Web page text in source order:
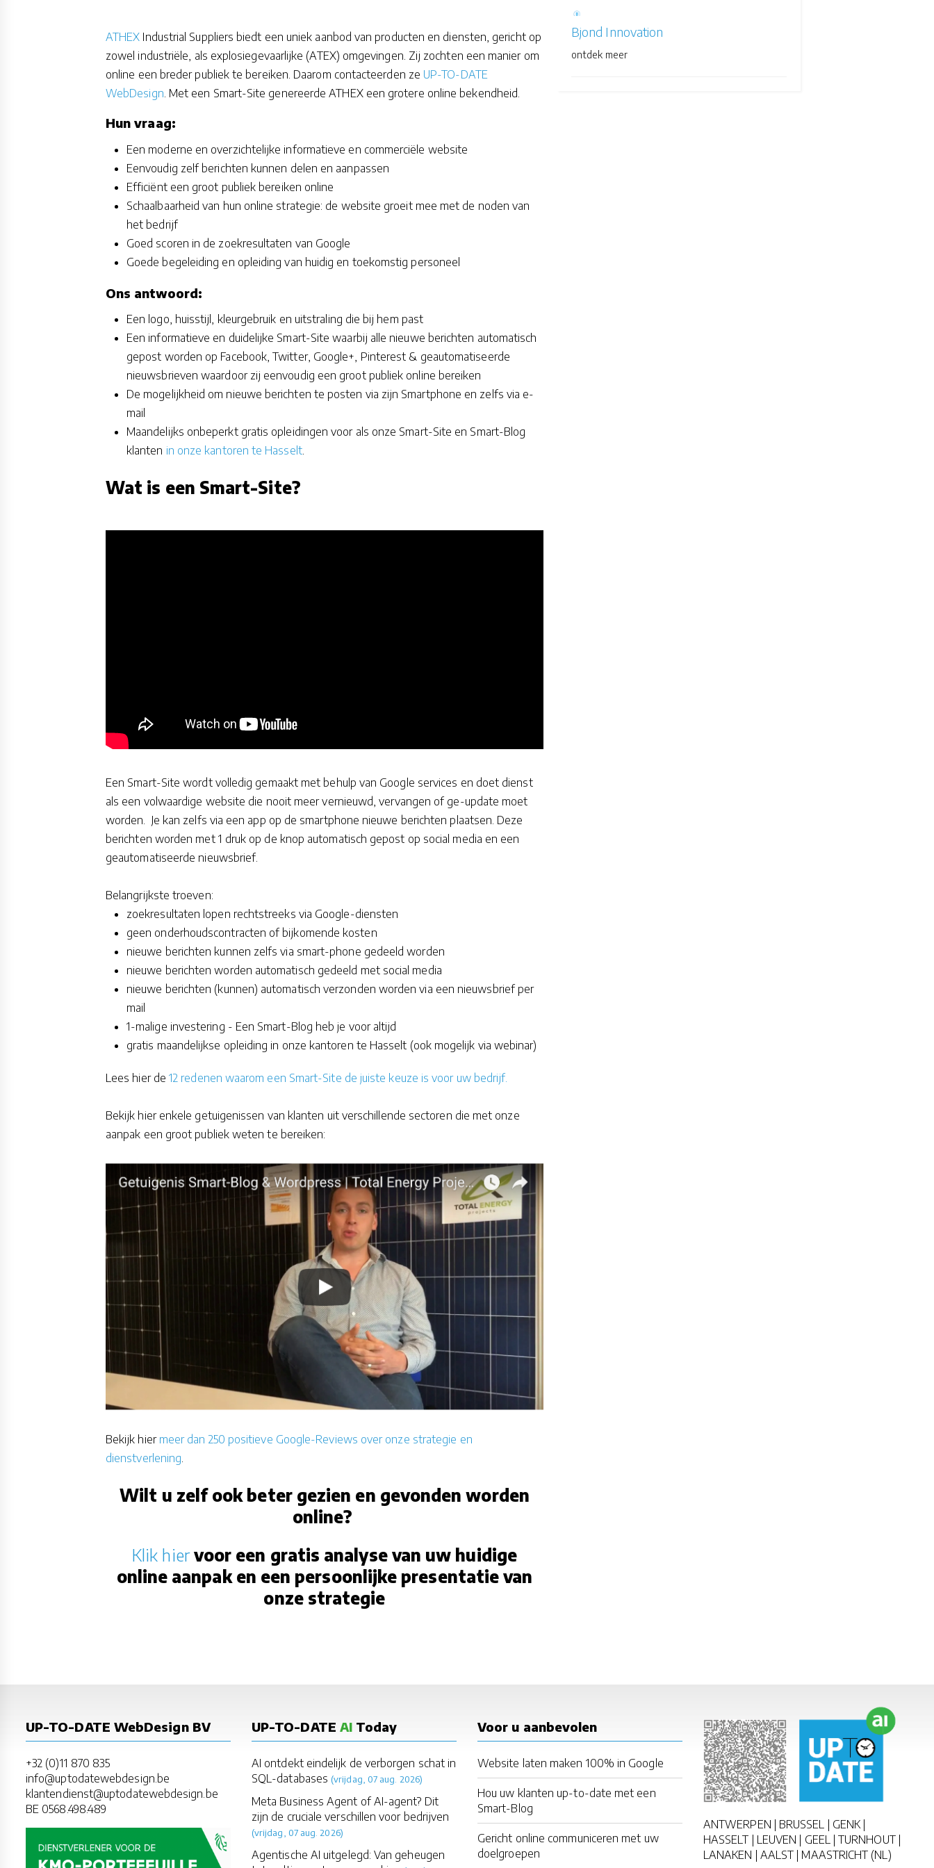
ATHEX Industrial Suppliers biedt een uniek aanbod van producten en diensten, gericht op
zowel industriële, als explosiegevaarlijke (ATEX) omgevingen. Zij zochten een manier om
online een breder publiek te bereiken. Daarom contacteerden ze UP-TO-DATE
WebDesign. Met een Smart-Site genereerde ATHEX een grotere online bekendheid.
Hun vraag:
Een moderne en overzichtelijke informatieve en commerciële website
Eenvoudig zelf berichten kunnen delen en aanpassen
Efficiënt een groot publiek bereiken online
Schaalbaarheid van hun online strategie: de website groeit mee met de noden van
het bedrijf
Goed scoren in de zoekresultaten van Google
Goede begeleiding en opleiding van huidig en toekomstig personeel
Ons antwoord:
Een logo, huisstijl, kleurgebruik en uitstraling die bij hem past
Een informatieve en duidelijke Smart-Site waarbij alle nieuwe berichten automatisch
gepost worden op Facebook, Twitter, Google+, Pinterest & geautomatiseerde
nieuwsbrieven waardoor zij eenvoudig een groot publiek online bereiken
De mogelijkheid om nieuwe berichten te posten via zijn Smartphone en zelfs via e-
mail
Maandelijks onbeperkt gratis opleidingen voor als onze Smart-Site en Smart-Blog
klanten in onze kantoren te Hasselt.
Wat is een Smart-Site?
Een Smart-Site wordt volledig gemaakt met behulp van Google services en doet dienst
als een volwaardige website die nooit meer vernieuwd, vervangen of ge-update moet
worden. Je kan zelfs via een app op de smartphone nieuwe berichten plaatsen. Deze
berichten worden met 1 druk op de knop automatisch gepost op social media en een
geautomatiseerde nieuwsbrief.
Belangrijkste troeven:
zoekresultaten lopen rechtstreeks via Google-diensten
geen onderhoudscontracten of bijkomende kosten
nieuwe berichten kunnen zelfs via smart-phone gedeeld worden
nieuwe berichten worden automatisch gedeeld met social media
nieuwe berichten (kunnen) automatisch verzonden worden via een nieuwsbrief per
mail
1-malige investering - Een Smart-Blog heb je voor altijd
gratis maandelijkse opleiding in onze kantoren te Hasselt (ook mogelijk via webinar)
Lees hier de12 redenen waarom een Smart-Site de juiste keuze is voor uw bedrijf.
Bekijk hier enkele getuigenissen van klanten uit verschillende sectoren die met onze
aanpak een groot publiek weten te bereiken:
Bekijk hier meer dan 250 positieve Google-Reviews over onze strategie en
dienstverlening
Wilt u zelf ook beter gezien en gevonden worden
online?
Klik hiervoor een gratis analyse van uw huidige
online aanpak en een persoonlijke presentatie van
onze strategie
Bjond Innovation
ontdek meer
UP-TO-DATE WebDesign BV
+32 (0)11 870 835
info@uptodatewebdesign.be
klantendienst@uptodatewebdesign.be
BE 0568.498.489
UP-TO-DATE AI Today
AI ontdekt eindelijk de verborgen schat in
SQL-databases (vrijdag, 07 aug. 2026)
Meta Business Agent of AI-agent? Dit
zijn de cruciale verschillen voor bedrijven
(vrijdag, 07 aug. 2026)
Agentische AI uitgelegd: Van geheugen
Voor u aanbevolen
Website laten maken 100% in Google
Hou uw klanten up-to-date met een
Smart-Blog
Gericht online communiceren met uw
doelgroepen
ANTWERPEN | BRUSSEL | GENK |
HASSELT | LEUVEN | GEEL | TURNHOUT |
LANAKEN | AALST | MAASTRICHT (NL)